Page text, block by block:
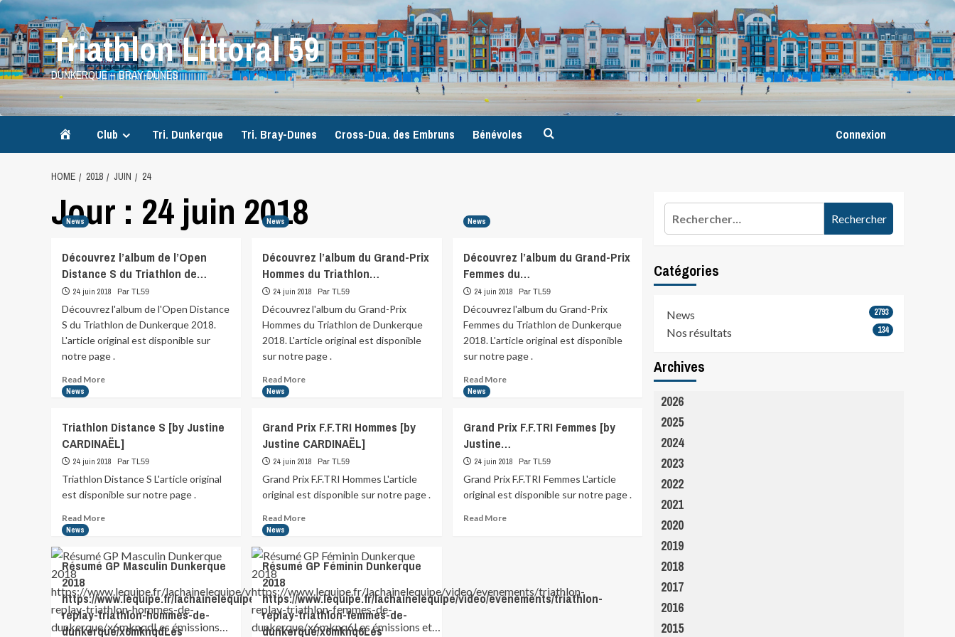
Skip
to
content
Triathlon Littoral 59
DUNKERQUE – BRAY-DUNES
Accueil
Club Tri. Dunkerque Tri. Bray-Dunes Cross-Dua. des Embruns Bénévoles Connexion
HOME 2018 JUIN 24
Jour : 24 juin 2018
News
Découvrez l’album de l’Open
Distance S du Triathlon de…
24 juin 2018 Par TL59
Découvrez l'album de l'Open Distance
S du Triathlon de Dunkerque 2018.
L'article original est disponible sur
notre page .
Read MoreRead
l’album
de
l’Open
S
du
News
Découvrez l’album du Grand-Prix
Hommes du Triathlon…
24 juin 2018 Par TL59
Découvrez l'album du Grand-Prix
Hommes du Triathlon de Dunkerque
2018. L'article original est disponible
sur notre page .
Read MoreRead
l’album
du
Grand-
Hommes
du
News
Découvrez l’album du Grand-Prix
Femmes du…
24 juin 2018 Par TL59
Découvrez l'album du Grand-Prix
Femmes du Triathlon de Dunkerque
2018. L'article original est disponible
sur notre page .
Read MoreRead
l’album
du
Grand-
Femmes
du…
News
Triathlon Distance S [by Justine
CARDINAËL]
24 juin 2018 Par TL59
Triathlon Distance S L'article original
est disponible sur notre page .
Read MoreRead
Triathlon
Distance
[by
Justine
CARDINAËL]
News
Grand Prix F.F.TRI Hommes [by
Justine CARDINAËL]
24 juin 2018 Par TL59
Grand Prix F.F.TRI Hommes L'article
original est disponible sur notre page .
Read MoreRead
Grand
Prix
Hommes
[by
Justine
News
Grand Prix F.F.TRI Femmes [by
Justine…
24 juin 2018 Par TL59
Grand Prix F.F.TRI Femmes L'article
original est disponible sur notre page .
Read MoreRead
Femmes
News
Résumé GP Masculin Dunkerque
2018
https://www.lequipe.fr/lachainelequipe/video/evenements/triathlon-
replay-triathlon-hommes-de-
dunkerque/x6mknqdLes
News
Résumé GP Féminin Dunkerque
2018
https://www.lequipe.fr/lachainelequipe/video/evenements/triathlon-
replay-triathlon-femmes-de-
dunkerque/x6mknq6Les
Catégories
News 2793
Nos résultats 134
Archives
2026
2025
2024
2023
2022
2021
2020
2019
2018
2017
2016
2015